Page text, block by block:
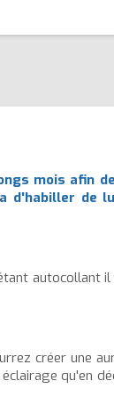
mois afin
d'habiller de
autocollant
créer une
qu'en